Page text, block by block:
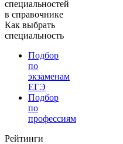
специальностей
в справочнике
Как выбрать
специальность
Подбор
по
экзаменам
ЕГЭ
Подбор
по
профессиям
Рейтинги